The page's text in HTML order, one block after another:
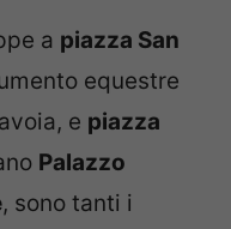
a piazza San
equestre
e piazza
Palazzo
, sono tanti i